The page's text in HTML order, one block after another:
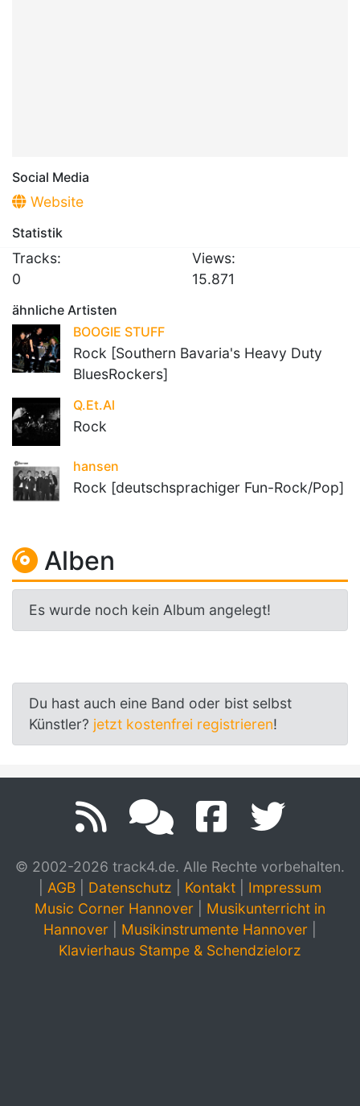
Social Media
Website
Statistik
Tracks:
0
Views:
15.871
ähnliche Artisten
BOOGIE STUFF
Rock [Southern Bavaria's Heavy Duty
BluesRockers]
Q.Et.Al
Rock
hansen
Rock [deutschsprachiger Fun-Rock/Pop]
Alben
Es wurde noch kein Album angelegt!
Du hast auch eine Band oder bist selbst
Künstler? jetzt kostenfrei registrieren!
© 2002-2026 track4.de. Alle Rechte vorbehalten.
AGB Datenschutz Kontakt
Impressum
Music Corner Hannover
Musikunterricht in
Hannover
Musikinstrumente Hannover
Klavierhaus Stampe & Schendzielorz